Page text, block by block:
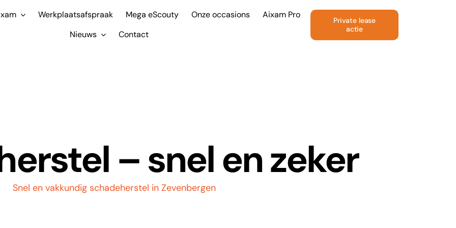
Werkplaatsafspraak Mega eScouty Onze occasions
Aixam Pro
Nieuws
Contact
Private lease
actie
– snel en zeker
Snel en vakkundig schadeherstel in Zevenbergen